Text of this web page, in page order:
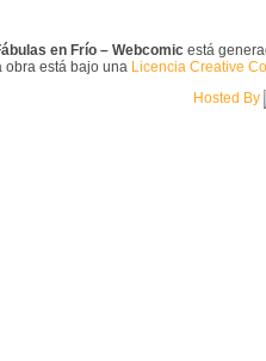
en Frío – Webcomicestá
obra está bajo una Licencia Creative
Hosted By